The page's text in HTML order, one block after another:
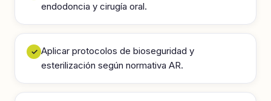
endodoncia y cirugía oral.
✓ Aplicar protocolos de bioseguridad y
esterilización según normativa AR.